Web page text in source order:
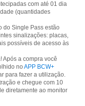
com até 01 dia
(quantidades
do Single Pass estão
sinalizações: placas,
possíveis de acesso às
Após a compra você
no APP BCW+
para fazer a utilização.
e chegue com 10
diretamente ao monitor